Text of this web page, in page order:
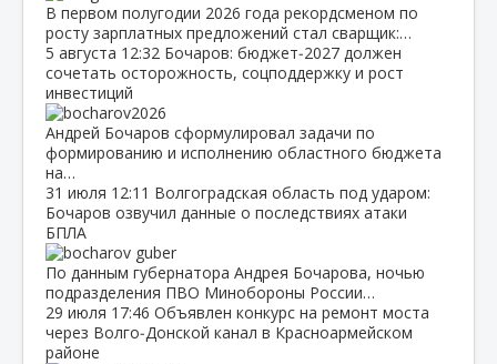
В первом полугодии 2026 года рекордсменом по
росту зарплатных предложений стал сварщик:…
5 августа 12:32 Бочаров: бюджет‑2027 должен
сочетать осторожность, соцподдержку и рост
инвестиций
Андрей Бочаров сформулировал задачи по
формированию и исполнению областного бюджета
на…
31 июля 12:11 Волгоградская область под ударом:
Бочаров озвучил данные о последствиях атаки
БПЛА
По данным губернатора Андрея Бочарова, ночью
подразделения ПВО Минобороны России…
29 июля 17:46 Объявлен конкурс на ремонт моста
через Волго‑Донской канал в Красноармейском
районе